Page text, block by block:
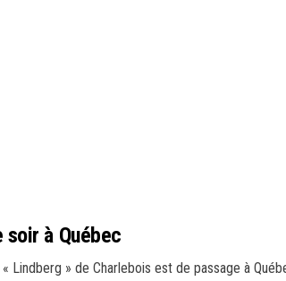
soir à Québec
« Lindberg » de Charlebois est de passage à